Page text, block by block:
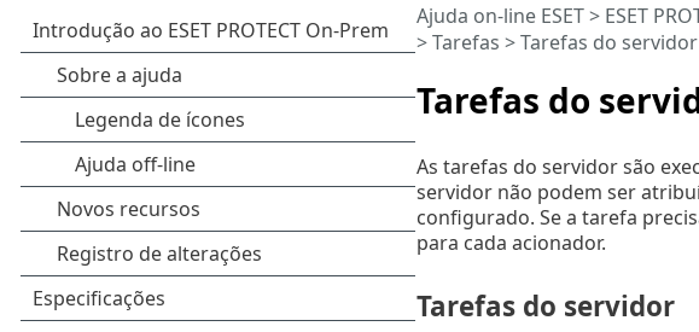
Tarefas do
Ajuda on-line ESET> ESET
>Tarefas > Tarefas do servidor
As tarefas do servidor são
servidor não podem ser
configurado. Se a tarefa
para cada acionador.
Tarefas do servidor